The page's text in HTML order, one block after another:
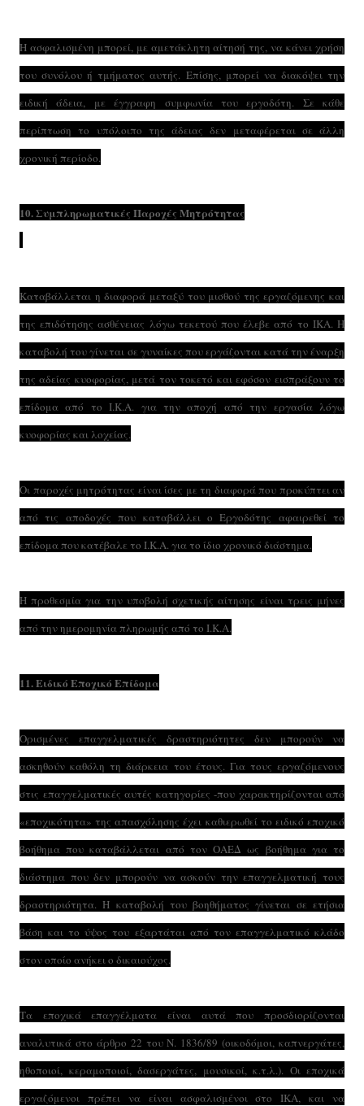
Η ασφαλισμένη μπορεί, με αμετάκλητη αίτησή της, να κάνει χρήση
του συνόλου ή τμήματος αυτής. Επίσης, μπορεί να διακόψει την
ειδική άδεια, με έγγραφη συμφωνία του εργοδότη. Σε κάθε
περίπτωση το υπόλοιπο της άδειας δεν μεταφέρεται σε άλλη
χρονική περίοδο.
10. Συμπληρωματικές Παροχές Μητρότητας
Καταβάλλεται η διαφορά μεταξύ του μισθού της εργαζόμενης και
της επιδότησης ασθένειας λόγω τεκετού που έλεβε από το ΙΚΑ. Η
καταβολή του γίνεται σε γυναίκες που εργάζονται κατά την έναρξη
της αδείας κυοφορίας, μετά τον τοκετό και εφόσον εισπράξουν το
επίδομα από το Ι.Κ.Α. για την αποχή από την εργασία λόγω
κυοφορίας και λοχείας.
Οι παροχές μητρότητας είναι ίσες με τη διαφορά που προκύπτει αν
από τις αποδοχές που καταβάλλει ο Εργοδότης αφαιρεθεί το
επίδομα που κατέβαλε το Ι.Κ.Α. για το ίδιο χρονικό διάστημα.
Η προθεσμία για την υποβολή σχετικής αίτησης είναι τρεις μήνες
από την ημερομηνία πληρωμής από το Ι.Κ.Α.
11. Ειδικό Εποχικό Επίδομα
Ορισμένες επαγγελματικές δραστηριότητες δεν μπορούν να
ασκηθούν καθόλη τη διάρκεια του έτους. Για τους εργαζόμενους
στις επαγγελματικές αυτές κατηγορίες -που χαρακτηρίζονται από
«εποχικότητα» της απασχόλησης έχει καθιερωθεί το ειδικό εποχικό
βοήθημα που καταβάλλεται από τον ΟΑΕΔ ως βοήθημα για το
διάστημα που δεν μπορούν να ασκούν την επαγγελματική τους
δραστηριότητα. Η καταβολή του βοηθήματος γίνεται σε ετήσια
βάση και το ύψος του εξαρτάται από τον επαγγελματικό κλάδο
στον οποίο ανήκει ο δικαιούχος.
Τα εποχικά επαγγέλματα είναι αυτά που προσδιορίζονται
αναλυτικά στο άρθρο 22 του Ν. 1836/89 (οικοδόμοι, καπνεργάτες,
ηθοποιοί, κεραμοποιοί, δασεργάτες, μουσικοί, κ.τ.λ.). Οι εποχικά
εργαζόμενοι πρέπει να είναι ασφαλισμένοι στο ΙΚΑ, και να